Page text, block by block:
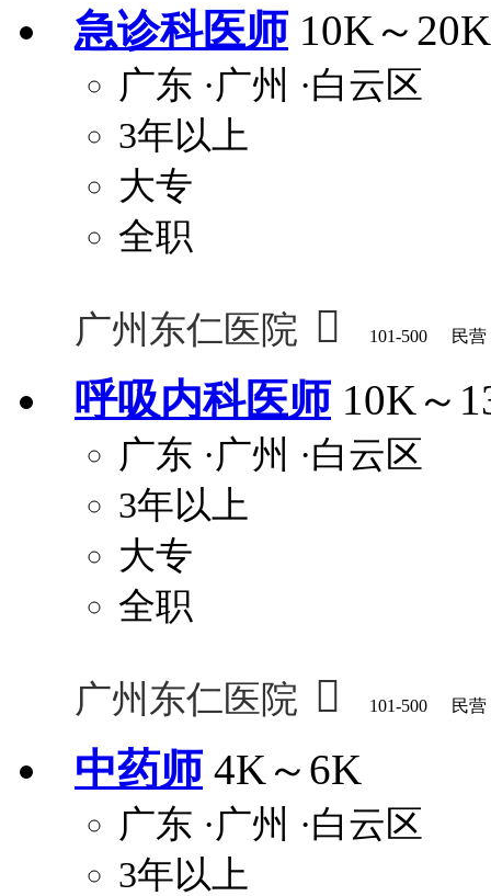
急诊科医师 10K～20K
广东 ·广州 ·白云区
3年以上
大专
全职
广州东仁医院  101-500 民营
呼吸内科医师 10K～
广东 ·广州 ·白云区
3年以上
大专
全职
广州东仁医院  101-500 民营
中药师 4K～6K
广东 ·广州 ·白云区
3年以上